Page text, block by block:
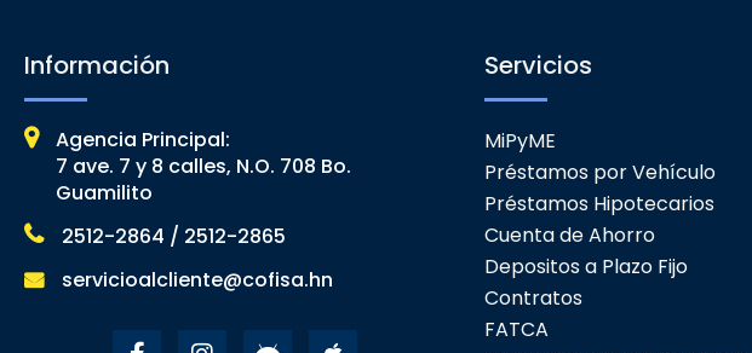
Información
Agencia Principal:
7 ave. 7 y 8 calles, N.O. 708 Bo.
Guamilito
2512-2864 / 2512-2865
servicioalcliente@cofisa.hn
Servicios
MiPyME
Préstamos por Vehículo
Préstamos Hipotecarios
Cuenta de Ahorro
Depositos a Plazo Fijo
Contratos
FATCA